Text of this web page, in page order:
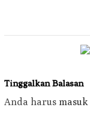
Tinggalkan Balasan
Anda harus masuk